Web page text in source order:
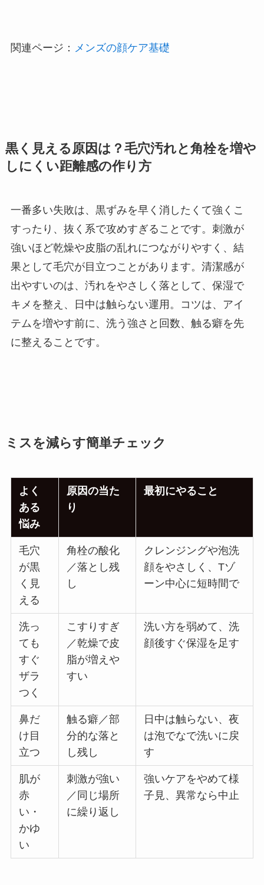
関連ページ： メンズの顔ケア基礎
黒く見える原因は？毛穴汚れと角栓を増や
しにくい距離感の作り方
一番多い失敗は、黒ずみを早く消したくて強くこ
すったり、抜く系で攻めすぎることです。刺激が
強いほど乾燥や皮脂の乱れにつながりやすく、結
果として毛穴が目立つことがあります。清潔感が
出やすいのは、汚れをやさしく落として、保湿で
キメを整え、日中は触らない運用。コツは、アイ
テムを増やす前に、洗う強さと回数、触る癖を先
に整えることです。
ミスを減らす簡単チェック
よく
ある
悩み
原因の当た
り
最初にやること
毛穴
が黒
く見
える
角栓の酸化
／落とし残
し
クレンジングや泡洗
顔をやさしく、Tゾ
ーン中心に短時間で
洗っ
ても
すぐ
ザラ
つく
こすりすぎ
／乾燥で皮
脂が増えや
すい
洗い方を弱めて、洗
顔後すぐ保湿を足す
鼻だ
け目
立つ
触る癖／部
分的な落と
し残し
日中は触らない、夜
は泡でなで洗いに戻
す
肌が
赤
い・
かゆ
い
刺激が強い
／同じ場所
に繰り返し
強いケアをやめて様
子見、異常なら中止